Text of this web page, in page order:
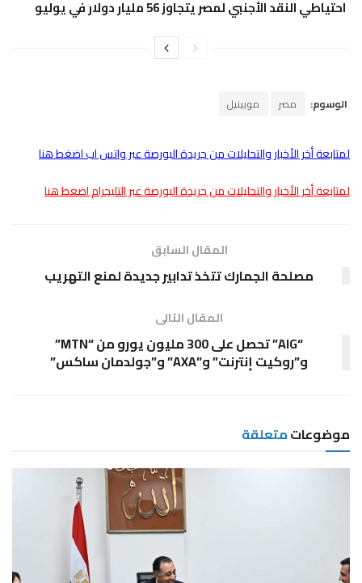
احتياطي النقد الأجنبي لمصر يتجاوز 56 مليار دولار في يوليو
الوسوم: مصر موبينيل
لمتابعة أخر الأخبار والتحليلات من جريدة البورصة عبر واتس اب اضغط هنا
لمتابعة أخر الأخبار والتحليلات من جريدة البورصة عبر التليجرام اضغط هنا
المقال السابق
مصلحة الجمارك تتخذ تدابير جديدة لمنع التهريب
المقال التالى
“AIG” تحصل على 300 مليون يورو من “MTN”
و”روكيت إنترنت” و”AXA” و”جولدمان ساكس”
موضوعاتمتعلقة